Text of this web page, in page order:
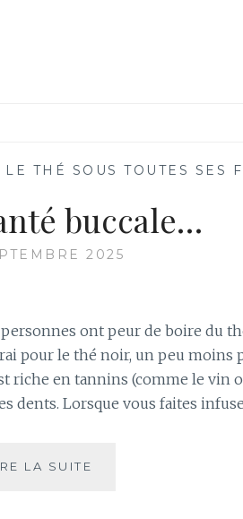
LE THÉ SOUS TOUTES SES
buccale…
2025
ont peur de boire du
pour le thé noir, un peu moins
riche en tannins (comme le vin
dents. Lorsque vous faites
LA SUITE